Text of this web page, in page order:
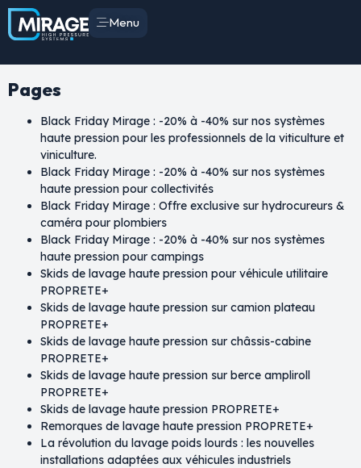
Menu
Pages
Black Friday Mirage : -20% à -40% sur nos systèmes
haute pression pour les professionnels de la viticulture et
viniculture.
Black Friday Mirage : -20% à -40% sur nos systèmes
haute pression pour collectivités
Black Friday Mirage : Offre exclusive sur hydrocureurs &
caméra pour plombiers
Black Friday Mirage : -20% à -40% sur nos systèmes
haute pression pour campings
Skids de lavage haute pression pour véhicule utilitaire
PROPRETE+
Skids de lavage haute pression sur camion plateau
PROPRETE+
Skids de lavage haute pression sur châssis-cabine
PROPRETE+
Skids de lavage haute pression sur berce ampliroll
PROPRETE+
Skids de lavage haute pression PROPRETE+
Remorques de lavage haute pression PROPRETE+
La révolution du lavage poids lourds : les nouvelles
installations adaptées aux véhicules industriels